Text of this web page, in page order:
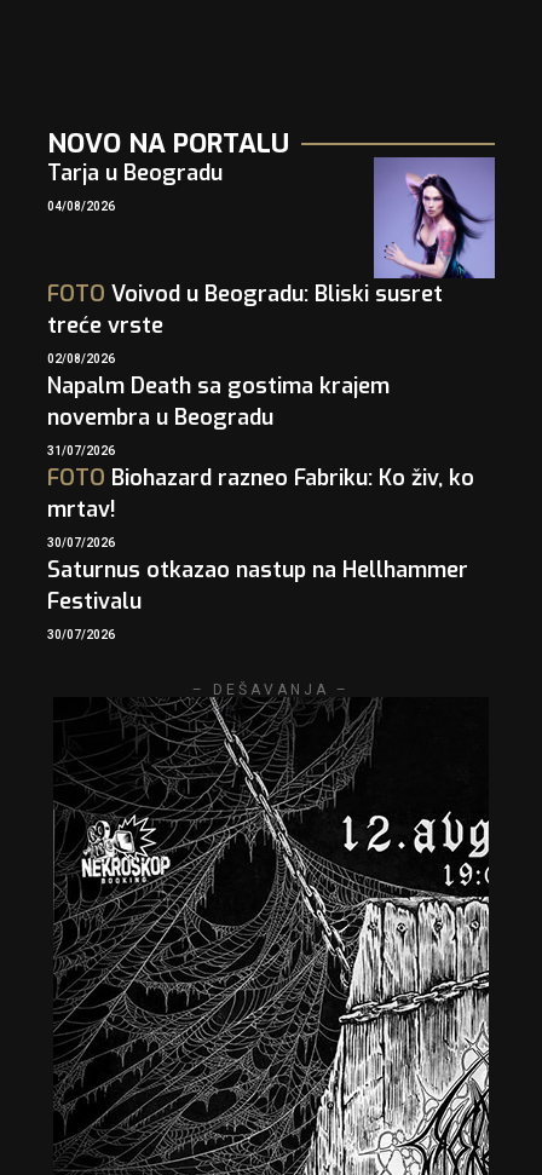
NOVO NA PORTALU
Tarja u Beogradu
04/08/2026
FOTO Voivod u Beogradu: Bliski susret
treće vrste
02/08/2026
Napalm Death sa gostima krajem
novembra u Beogradu
31/07/2026
FOTO Biohazard razneo Fabriku: Ko živ, ko
mrtav!
30/07/2026
Saturnus otkazao nastup na Hellhammer
Festivalu
30/07/2026
– DEŠAVANJA –